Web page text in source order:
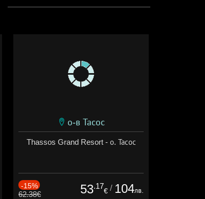
о-в Тасос
Thassos Grand Resort - о. Тасос
-15%
62.38€ 53.17
€ / 104лв.